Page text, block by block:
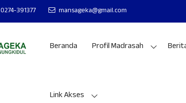
0274-391377 mansageka@gmail.comMAN 1 GUNUNGKIDUL MANTAP
Beranda Profil Madrasah
Link Akses